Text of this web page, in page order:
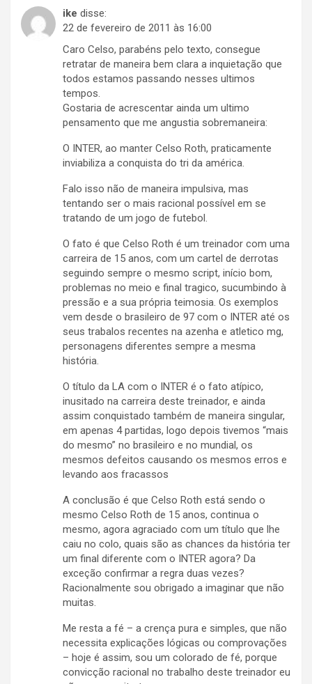
ike disse:
22 de fevereiro de 2011 às 16:00
Caro Celso, parabéns pelo texto, consegue
retratar de maneira bem clara a inquietação que
todos estamos passando nesses ultimos
tempos.
Gostaria de acrescentar ainda um ultimo
pensamento que me angustia sobremaneira:
O INTER, ao manter Celso Roth, praticamente
inviabiliza a conquista do tri da américa.
Falo isso não de maneira impulsiva, mas
tentando ser o mais racional possível em se
tratando de um jogo de futebol.
O fato é que Celso Roth é um treinador com uma
carreira de 15 anos, com um cartel de derrotas
seguindo sempre o mesmo script, início bom,
problemas no meio e final tragico, sucumbindo à
pressão e a sua própria teimosia. Os exemplos
vem desde o brasileiro de 97 com o INTER até os
seus trabalos recentes na azenha e atletico mg,
personagens diferentes sempre a mesma
história.
O título da LA com o INTER é o fato atípico,
inusitado na carreira deste treinador, e ainda
assim conquistado também de maneira singular,
em apenas 4 partidas, logo depois tivemos “mais
do mesmo” no brasileiro e no mundial, os
mesmos defeitos causando os mesmos erros e
levando aos fracassos
A conclusão é que Celso Roth está sendo o
mesmo Celso Roth de 15 anos, continua o
mesmo, agora agraciado com um título que lhe
caiu no colo, quais são as chances da história ter
um final diferente com o INTER agora? Da
exceção confirmar a regra duas vezes?
Racionalmente sou obrigado a imaginar que não
muitas.
Me resta a fé – a crença pura e simples, que não
necessita explicações lógicas ou comprovações
– hoje é assim, sou um colorado de fé, porque
convicção racional no trabalho deste treinador eu